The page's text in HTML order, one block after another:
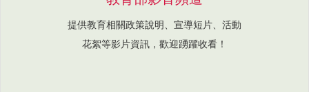
提供教育相關政策說明、宣導短片、活動
花絮等影片資訊，歡迎踴躍收看！